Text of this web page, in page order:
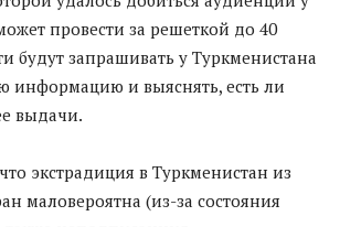
провести за решеткой до 40
будут запрашивать у Туркменистана
информацию и выяснять, есть ли
выдачи.
экстрадиция в Туркменистан из
маловероятна (из-за состояния